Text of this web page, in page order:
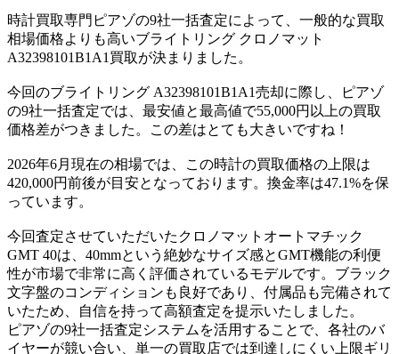
時計買取専門ピアゾの9社一括査定によって、一般的な買取
相場価格よりも高いブライトリング クロノマット
A32398101B1A1買取が決まりました。
今回のブライトリング A32398101B1A1売却に際し、ピアゾ
の9社一括査定では、最安値と最高値で55,000円以上の買取
価格差がつきました。この差はとても大きいですね！
2026年6月現在の相場では、この時計の買取価格の上限は
420,000円前後が目安となっております。換金率は47.1%を保
っています。
今回査定させていただいたクロノマットオートマチック
GMT 40は、40mmという絶妙なサイズ感とGMT機能の利便
性が市場で非常に高く評価されているモデルです。ブラック
文字盤のコンディションも良好であり、付属品も完備されて
いたため、自信を持って高額査定を提示いたしました。
ピアゾの9社一括査定システムを活用することで、各社のバ
イヤーが競い合い、単一の買取店では到達しにくい上限ギリ